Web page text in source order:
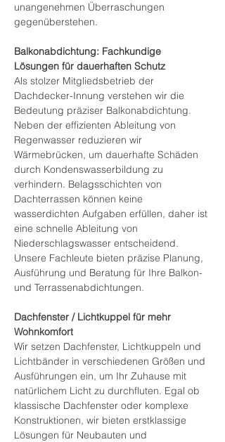
unangenehmen Überraschungen
gegenüberstehen.
Balkonabdichtung: Fachkundige
Lösungen für dauerhaften Schutz
Als stolzer Mitgliedsbetrieb der
Dachdecker-Innung verstehen wir die
Bedeutung präziser Balkonabdichtung.
Neben der effizienten Ableitung von
Regenwasser reduzieren wir
Wärmebrücken, um dauerhafte Schäden
durch Kondenswasserbildung zu
verhindern. Belagsschichten von
Dachterrassen können keine
wasserdichten Aufgaben erfüllen, daher ist
eine schnelle Ableitung von
Niederschlagswasser entscheidend.
Unsere Fachleute bieten präzise Planung,
Ausführung und Beratung für Ihre Balkon-
und Terrassenabdichtungen.
Dachfenster / Lichtkuppel für mehr
Wohnkomfort
Wir setzen Dachfenster, Lichtkuppeln und
Lichtbänder in verschiedenen Größen und
Ausführungen ein, um Ihr Zuhause mit
natürlichem Licht zu durchfluten. Egal ob
klassische Dachfenster oder komplexe
Konstruktionen, wir bieten erstklassige
Lösungen für Neubauten und